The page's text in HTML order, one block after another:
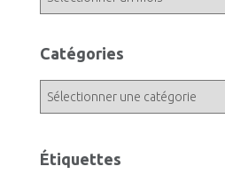
h
Catégories
é
g
Étiquettes